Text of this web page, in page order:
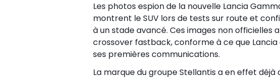
Les photos espion de la nouvelle Lancia
montrent le SUV lors de tests sur route et
à un stade avancé. Ces images non officielles
crossover fastback, conforme à ce que
ses premières communications.
La marque du groupe Stellantis a en effet